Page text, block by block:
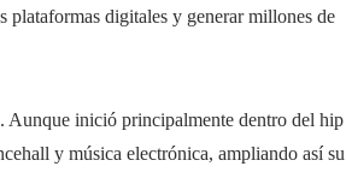
plataformas digitales y generar millones de
Aunque inició principalmente dentro del hip
y música electrónica, ampliando así su